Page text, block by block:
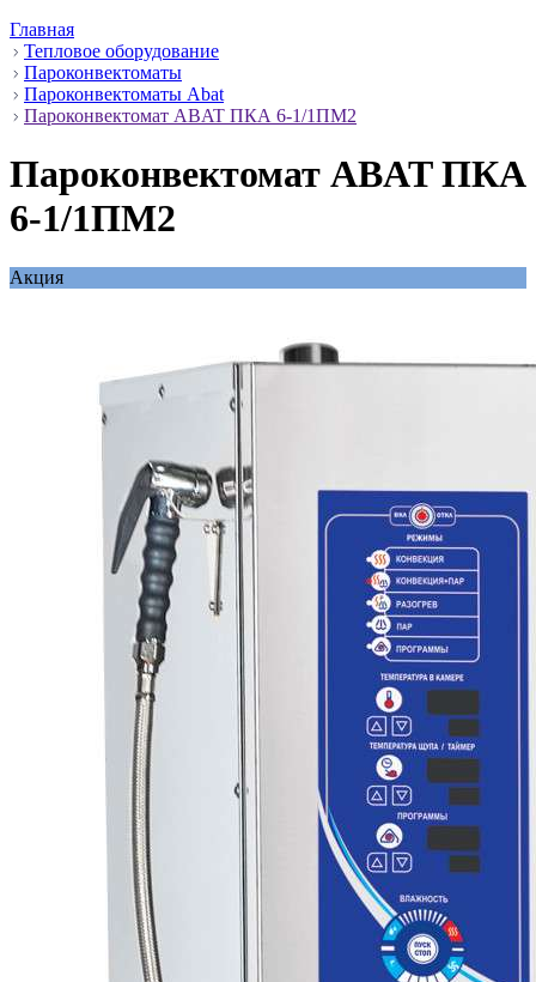
Главная
Тепловое оборудование
Пароконвектоматы
Пароконвектоматы Abat
Пароконвектомат ABAT ПКА 6-1/1ПМ2
Пароконвектомат ABAT ПКА
6-1/1ПМ2
Акция